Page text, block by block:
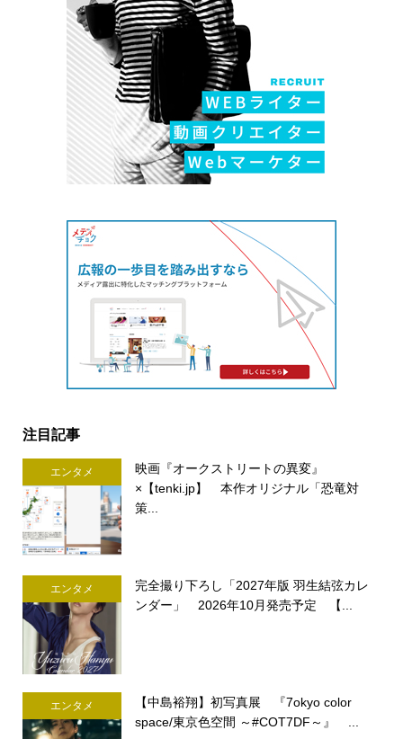
注目記事
エンタメ
映画『オークストリートの異変』
×【tenki.jp】 本作オリジナル「恐竜対
策...
エンタメ
完全撮り下ろし「2027年版 羽生結弦カレ
ンダー」 2026年10月発売予定 【...
エンタメ
【中島裕翔】初写真展 『7okyo color
space/東京色空間 ～#COT7DF～』 ...